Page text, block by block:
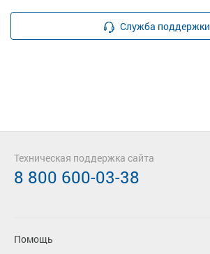
Служба поддержки
Помощь
Техническая поддержка сайта
8 800 600-03-38